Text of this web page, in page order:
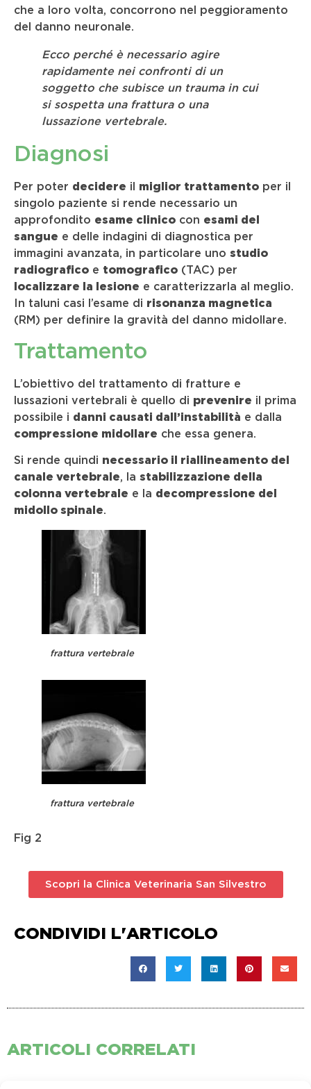
che a loro volta, concorrono nel peggioramento
del danno neuronale.
Ecco perché è necessario agire
rapidamente nei confronti di un
soggetto che subisce un trauma in cui
si sospetta una frattura o una
lussazione vertebrale.
Diagnosi
Per poter decidere il miglior trattamento per il
singolo paziente si rende necessario un
approfondito esame clinico con esami del
sangue e delle indagini di diagnostica per
immagini avanzata, in particolare uno studio
radiografico e tomografico (TAC) per
localizzare la lesione e caratterizzarla al meglio.
In taluni casi l’esame di risonanza magnetica
(RM) per definire la gravità del danno midollare.
Trattamento
L’obiettivo del trattamento di fratture e
lussazioni vertebrali è quello di prevenire il prima
possibile i danni causati dall’instabilità e dalla
compressione midollare che essa genera.
Si rende quindi necessario il riallineamento del
canale vertebrale, la stabilizzazione della
colonna vertebrale e la decompressione del
midollo spinale.
frattura vertebrale
frattura vertebrale
Fig 2
Scopri la Clinica Veterinaria San Silvestro
CONDIVIDI L'ARTICOLO
ARTICOLI CORRELATI